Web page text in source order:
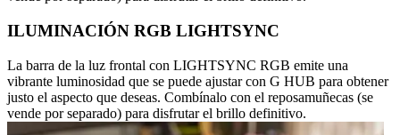
ILUMINACIÓN RGB LIGHTSYNC
La barra de la luz frontal con LIGHTSYNC RGB emite una
vibrante luminosidad que se puede ajustar con G HUB para obtener
justo el aspecto que deseas. Combínalo con el reposamuñecas (se
vende por separado) para disfrutar el brillo definitivo.